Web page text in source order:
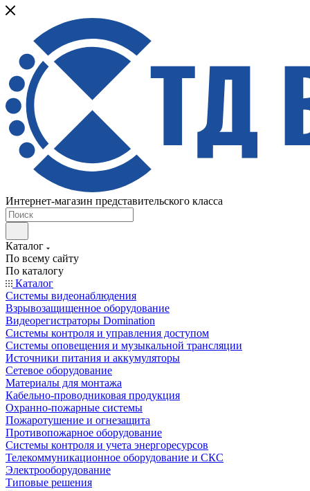
Интернет-магазин представительского класса
Каталог
По всему сайту
По каталогу
Каталог
Системы видеонаблюдения
Взрывозащищенное оборудование
Видеорегистраторы Domination
Системы контроля и управления доступом
Системы оповещения и музыкальной трансляции
Источники питания и аккумуляторы
Сетевое оборудование
Материалы для монтажа
Кабельно-проводниковая продукция
Охранно-пожарные системы
Пожаротушение и огнезащита
Противопожарное оборудование
Системы контроля и учета энергоресурсов
Телекоммуникационное оборудование и СКС
Электрооборудование
Типовые решения